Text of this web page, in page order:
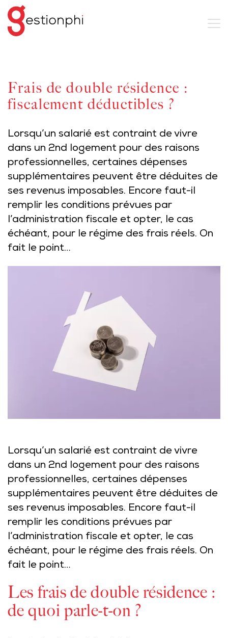
Frais de double résidence :
fiscalement déductibles ?
Lorsqu’un salarié est contraint de vivre
dans un 2nd logement pour des raisons
professionnelles, certaines dépenses
supplémentaires peuvent être déduites de
ses revenus imposables. Encore faut-il
remplir les conditions prévues par
l’administration fiscale et opter, le cas
échéant, pour le régime des frais réels. On
fait le point…
Lorsqu’un salarié est contraint de vivre
dans un 2nd logement pour des raisons
professionnelles, certaines dépenses
supplémentaires peuvent être déduites de
ses revenus imposables. Encore faut-il
remplir les conditions prévues par
l’administration fiscale et opter, le cas
échéant, pour le régime des frais réels. On
fait le point…
Les frais de double résidence :
de quoi parle-t-on ?